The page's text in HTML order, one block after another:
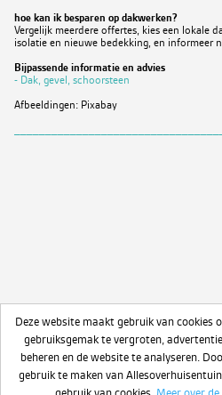
Deze website maakt gebruik van cookies
gebruiksgemak te vergroten,
beheren en de website te analyseren.
gebruik te maken van
hoe kan ik besparen op dakwerken?
Vergelijk meerdere offertes, kies een lokale
isolatie en nieuwe bedekking, en informeer
Bijpassende informatie en advies
- Dak, gevel, schoorsteen
Afbeeldingen: Pixabay